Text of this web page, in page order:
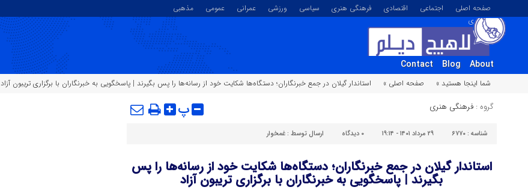
صفحه اصلی اجتماعی اقتصادی فرهنگی هنری سیاسی ورزشی عمرانی عمومی
مذهبی
تصویری
About
Blog
Contact
شما اینجا هستید »
صفحه اصلی » استاندار گیلان در جمع خبرنگاران؛ دستگاه‌ها شکایت خود از رسانه‌ها را پس بگیرند | پاسخگویی به خبرنگاران با برگزاری تریبون آزاد
گروه : فرهنگی هنری پ
شناسه : ۶۷۷۰ ۲۹ مرداد ۱۴۰۱ - ۱۹:۱۴ ۰ دیدگاه ارسال توسط : غمخوار
استاندار گیلان در جمع خبرنگاران؛ دستگاه‌ها شکایت خود از رسانه‌ها را پس
بگیرند | پاسخگویی به خبرنگاران با برگزاری تریبون آزاد